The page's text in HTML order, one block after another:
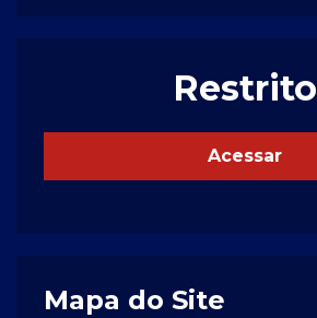
Restrito
Acessar
Mapa do Site